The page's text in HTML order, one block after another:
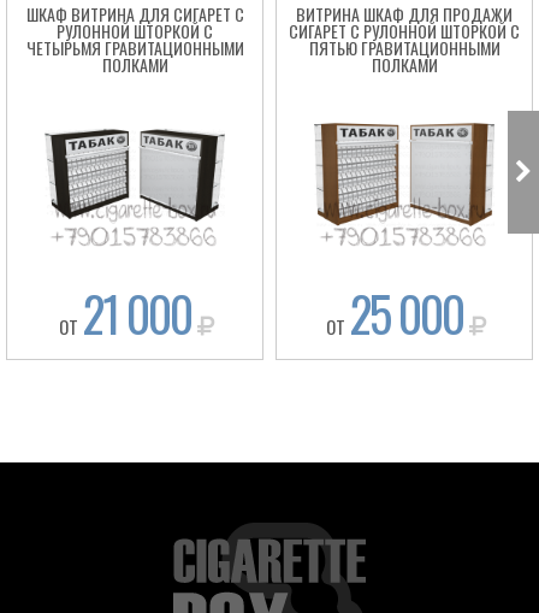
ШКАФ ВИТРИНА ДЛЯ СИГАРЕТ С
РУЛОННОЙ ШТОРКОЙ С
ЧЕТЫРЬМЯ ГРАВИТАЦИОННЫМИ
ПОЛКАМИ
ОТ 21 000
ВИТРИНА ШКАФ ДЛЯ ПРОДАЖИ
СИГАРЕТ С РУЛОННОЙ ШТОРКОЙ С
ПЯТЬЮ ГРАВИТАЦИОННЫМИ
ПОЛКАМИ
ОТ 25 000